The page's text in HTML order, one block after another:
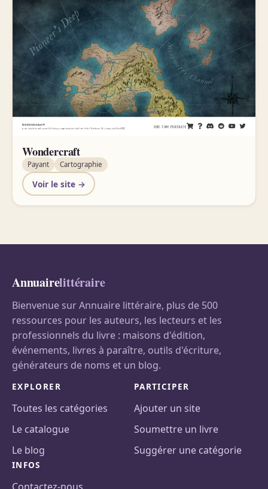
Wondercraft
Payant Cartographie
Voir le site →
Annuairelittéraire
Bienvenue sur Annuaire littéraire, plus de 500
ressources pour les auteurs, les lecteurs et les
professionnels du livre : maisons d'édition,
événements, livres à paraître, outils d'écriture,
générateurs de noms et un blog.
EXPLORER
Toutes les catégories
Le catalogue
Le blog
PARTICIPER
Ajouter un site
Soumettre un livre
Suggérer une catégorie
INFOS